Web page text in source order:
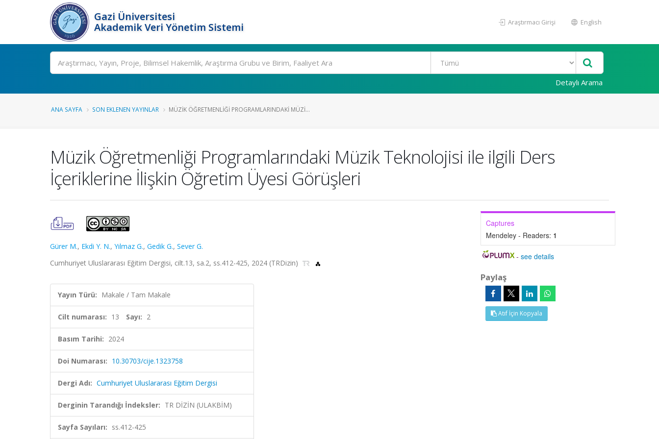
Gazi Üniversitesi
Akademik Veri Yönetim Sistemi
Araştırmacı Girişi English
Ara
Detaylı Arama
ANA SAYFA SON EKLENEN YAYINLAR MÜZIK ÖĞRETMENLIĞI PROGRAMLARINDAKI MÜZI...
Müzik Öğretmenliği Programlarındaki Müzik Teknolojisi ile ilgili Ders
İçeriklerine İlişkin Öğretim Üyesi Görüşleri
Gürer M., Ekdi Y. N., Yılmaz G., Gedik G., Sever G.
Cumhuriyet Uluslararası Eğitim Dergisi, cilt.13, sa.2, ss.412-425, 2024 (TRDizin)
Yayın Türü: Makale / Tam Makale
Cilt numarası: 13 Sayı: 2
Basım Tarihi: 2024
Doi Numarası: 10.30703/cije.1323758
Dergi Adı: Cumhuriyet Uluslararası Eğitim Dergisi
Derginin Tarandığı İndeksler: TR DİZİN (ULAKBİM)
Sayfa Sayıları: ss.412-425
Captures
Mendeley - Readers: 1
-see details
Paylaş
Atıf İçin Kopyala